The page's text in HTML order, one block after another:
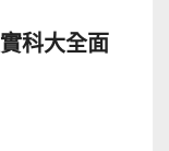
科大全面